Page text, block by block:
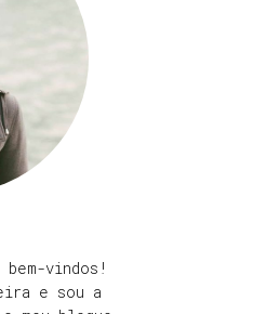
vindos!
e sou a